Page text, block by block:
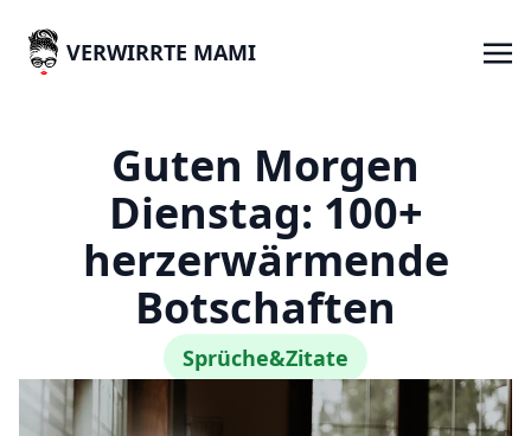
VERWIRRTE MAMI
Guten Morgen
Dienstag: 100+
herzerwärmende
Botschaften
Sprüche&Zitate